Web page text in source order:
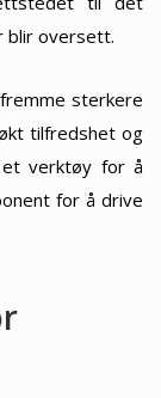
blir oversett.
sterkere
tilfredshet og
verktøy for å
for å drive